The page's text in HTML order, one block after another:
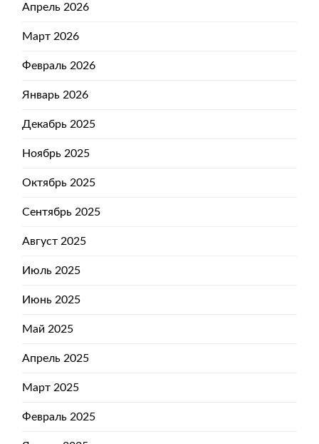
Апрель 2026
Март 2026
Февраль 2026
Январь 2026
Декабрь 2025
Ноябрь 2025
Октябрь 2025
Сентябрь 2025
Август 2025
Июль 2025
Июнь 2025
Май 2025
Апрель 2025
Март 2025
Февраль 2025